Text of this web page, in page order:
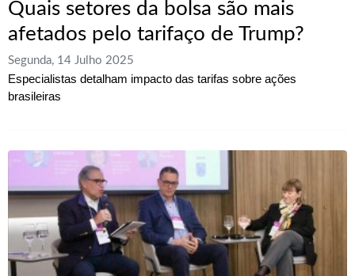
Quais setores da bolsa são mais
afetados pelo tarifaço de Trump?
Segunda, 14 Julho 2025
Especialistas detalham impacto das tarifas sobre ações
brasileiras